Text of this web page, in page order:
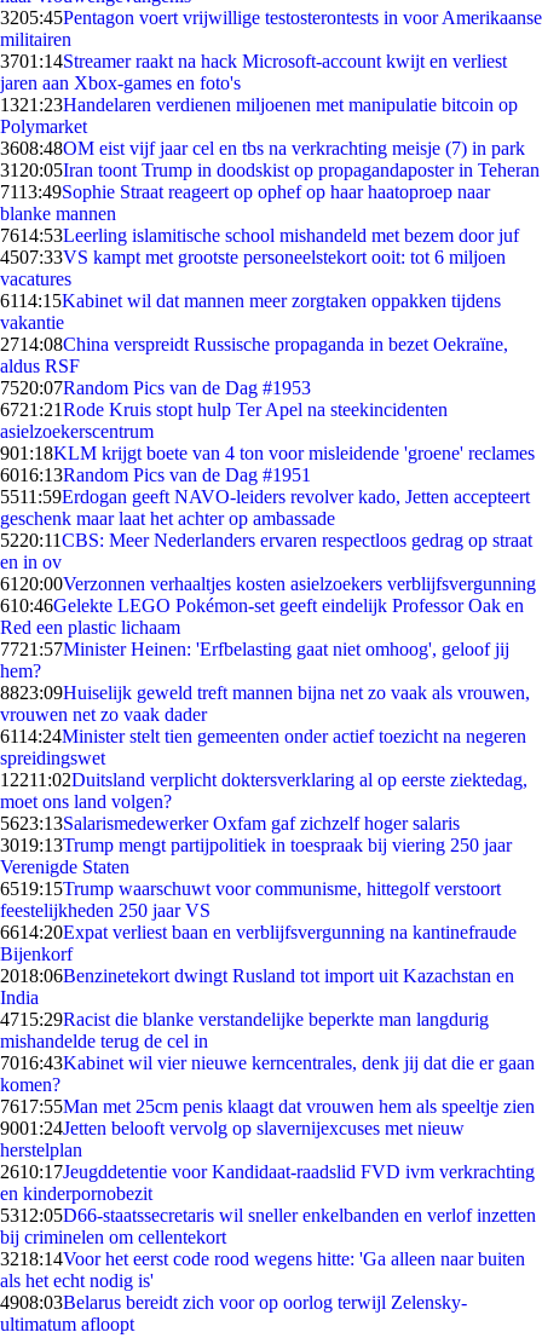
3205:45Pentagon voert vrijwillige testosterontests in voor Amerikaanse
militairen
3701:14Streamer raakt na hack Microsoft-account kwijt en verliest
jaren aan Xbox-games en foto's
1321:23Handelaren verdienen miljoenen met manipulatie bitcoin op
Polymarket
3608:48OM eist vijf jaar cel en tbs na verkrachting meisje (7) in park
31 20:05Iran toont Trump in doodskist op propagandaposter in Teheran
7113:49Sophie Straat reageert op ophef op haar haatoproep naar
blanke mannen
7614:53Leerling islamitische school mishandeld met bezem door juf
4507:33VS kampt met grootste personeelstekort ooit: tot 6 miljoen
vacatures
6114:15Kabinet wil dat mannen meer zorgtaken oppakken tijdens
vakantie
2714:08China verspreidt Russische propaganda in bezet Oekraïne,
aldus RSF
7520:07Random Pics van de Dag #1953
6721:21Rode Kruis stopt hulp Ter Apel na steekincidenten
asielzoekerscentrum
901:18KLM krijgt boete van 4 ton voor misleidende 'groene' reclames
6016:13Random Pics van de Dag #1951
5511:59Erdogan geeft NAVO-leiders revolver kado, Jetten accepteert
geschenk maar laat het achter op ambassade
5220:11CBS: Meer Nederlanders ervaren respectloos gedrag op straat
en in ov
61 20:00Verzonnen verhaaltjes kosten asielzoekers verblijfsvergunning
610:46Gelekte LEGO Pokémon-set geeft eindelijk Professor Oak en
Red een plastic lichaam
7721:57Minister Heinen: 'Erfbelasting gaat niet omhoog', geloof jij
hem?
8823:09Huiselijk geweld treft mannen bijna net zo vaak als vrouwen,
vrouwen net zo vaak dader
6114:24Minister stelt tien gemeenten onder actief toezicht na negeren
spreidingswet
12211:02Duitsland verplicht doktersverklaring al op eerste ziektedag,
moet ons land volgen?
5623:13Salarismedewerker Oxfam gaf zichzelf hoger salaris
3019:13Trump mengt partijpolitiek in toespraak bij viering 250 jaar
Verenigde Staten
6519:15Trump waarschuwt voor communisme, hittegolf verstoort
feestelijkheden 250 jaar VS
6614:20Expat verliest baan en verblijfsvergunning na kantinefraude
Bijenkorf
2018:06Benzinetekort dwingt Rusland tot import uit Kazachstan en
India
4715:29Racist die blanke verstandelijke beperkte man langdurig
mishandelde terug de cel in
7016:43Kabinet wil vier nieuwe kerncentrales, denk jij dat die er gaan
komen?
7617:55Man met 25cm penis klaagt dat vrouwen hem als speeltje zien
9001:24Jetten belooft vervolg op slavernijexcuses met nieuw
herstelplan
2610:17Jeugddetentie voor Kandidaat-raadslid FVD ivm verkrachting
en kinderpornobezit
5312:05D66-staatssecretaris wil sneller enkelbanden en verlof inzetten
bij criminelen om cellentekort
3218:14Voor het eerst code rood wegens hitte: 'Ga alleen naar buiten
als het echt nodig is'
4908:03Belarus bereidt zich voor op oorlog terwijl Zelensky-
ultimatum afloopt